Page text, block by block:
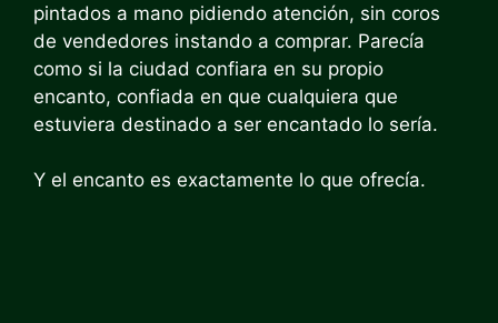
pintados a mano pidiendo atención, sin coros
de vendedores instando a comprar. Parecía
como si la ciudad confiara en su propio
encanto, confiada en que cualquiera que
estuviera destinado a ser encantado lo sería.
Y el encanto es exactamente lo que ofrecía.